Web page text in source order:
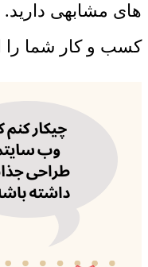
های مشابهی دارید.
کسب و کار شما را